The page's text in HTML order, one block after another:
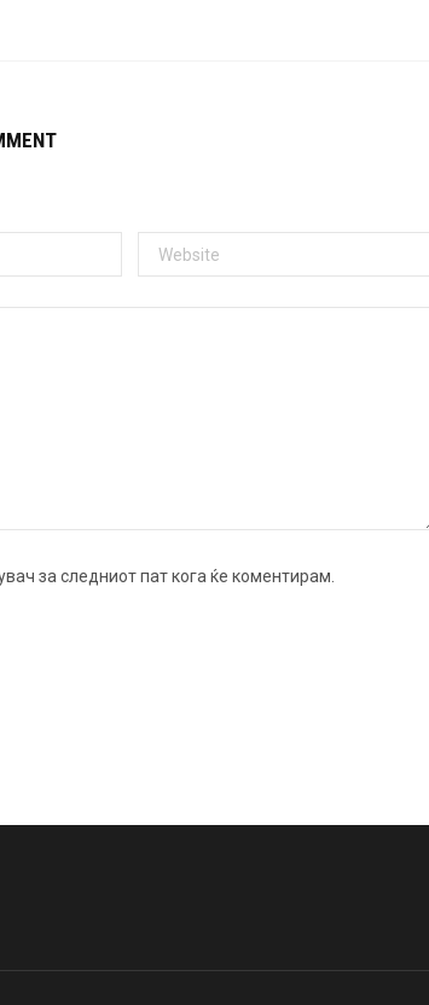
за следниот пат кога ќе коментирам.